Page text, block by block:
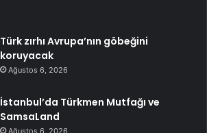
Türk zırhı Avrupa’nın göbeğini
koruyacak
Ağustos 6, 2026
İstanbul’da Türkmen Mutfağı ve
SamsaLand
Ağustos 6, 2026